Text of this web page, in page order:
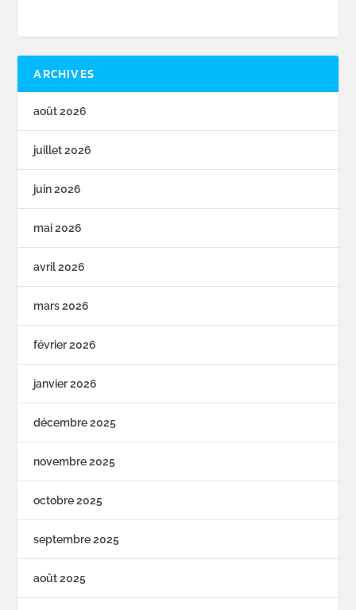
ARCHIVES
août 2026
juillet 2026
juin 2026
mai 2026
avril 2026
mars 2026
février 2026
janvier 2026
décembre 2025
novembre 2025
octobre 2025
septembre 2025
août 2025